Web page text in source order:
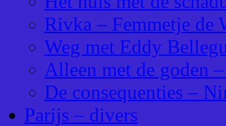
Rivka – Femmetje de
Weg met Eddy
Alleen met de goden
De consequenties –
Parijs – divers